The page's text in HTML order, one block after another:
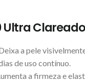
Ultra
a pele
de uso contínuo.
a firmeza e